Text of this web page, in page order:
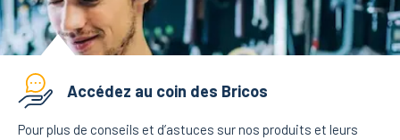
Accédez au coin des Bricos
Pour plus de conseils et d’astuces sur nos produits et leurs